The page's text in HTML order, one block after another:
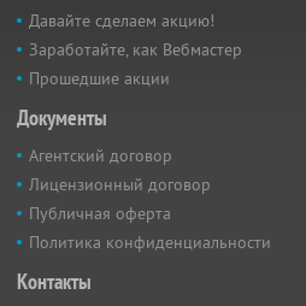
Давайте сделаем акцию!
Заработайте, как Вебмастер
Прошедшие акции
Документы
Агентский договор
Лицензионный договор
Публичная оферта
Политика конфиденциальности
Контакты